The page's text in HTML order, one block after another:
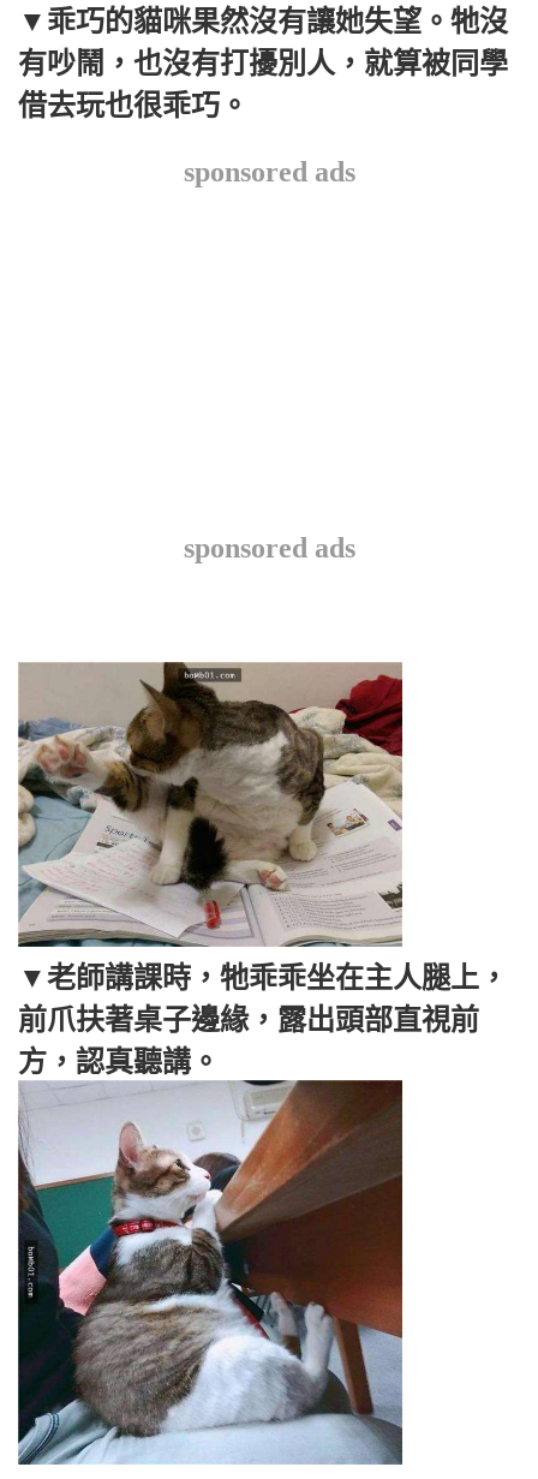
▼乖巧的貓咪果然沒有讓她失望。牠沒
有吵鬧，也沒有打擾別人，就算被同學
借去玩也很乖巧。
sponsored ads
sponsored ads
▼老師講課時，牠乖乖坐在主人腿上，
前爪扶著桌子邊緣，露出頭部直視前
方，認真聽講。